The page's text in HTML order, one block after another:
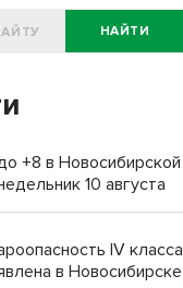
НАЙТИ
+8 в Новосибирской
10 августа
IV класса
в Новосибирске